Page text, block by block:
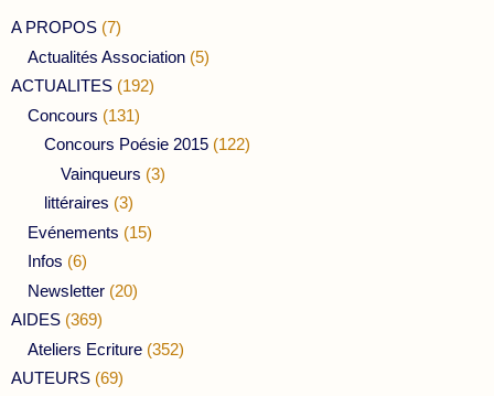
A PROPOS (7)
Actualités Association (5)
ACTUALITES (192)
Concours (131)
Concours Poésie 2015 (122)
Vainqueurs (3)
littéraires (3)
Evénements (15)
Infos (6)
Newsletter (20)
AIDES (369)
Ateliers Ecriture (352)
AUTEURS (69)